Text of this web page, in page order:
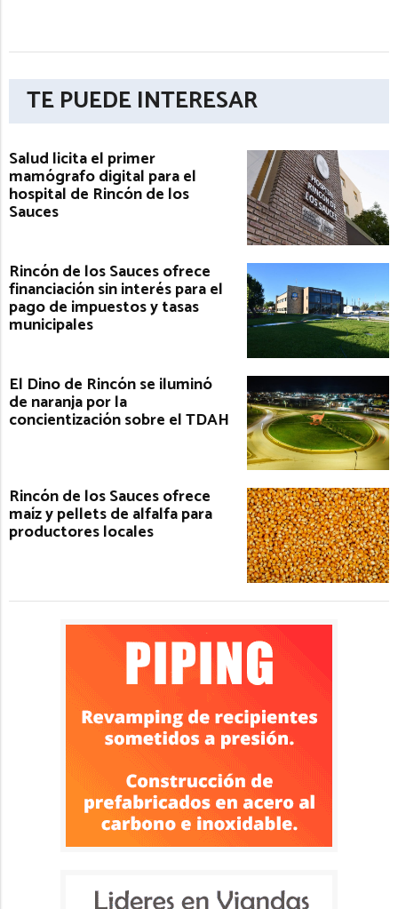
TE PUEDE INTERESAR
Salud licita el primer
mamógrafo digital para el
hospital de Rincón de los
Sauces
Rincón de los Sauces ofrece
financiación sin interés para el
pago de impuestos y tasas
municipales
El Dino de Rincón se iluminó
de naranja por la
concientización sobre el TDAH
Rincón de los Sauces ofrece
maíz y pellets de alfalfa para
productores locales